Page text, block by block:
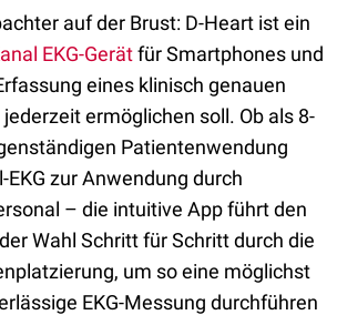
auf der Brust: D-Heart ist ein
EKG-Gerätfür Smartphones und
eines klinisch genauen
jederzeit ermöglichen soll. Ob als 8-
Patientenwendung
EKG zur Anwendung durch
– die intuitive App führt den
Wahl Schritt für Schritt durch die
um so eine möglichst
EKG-Messung durchführen